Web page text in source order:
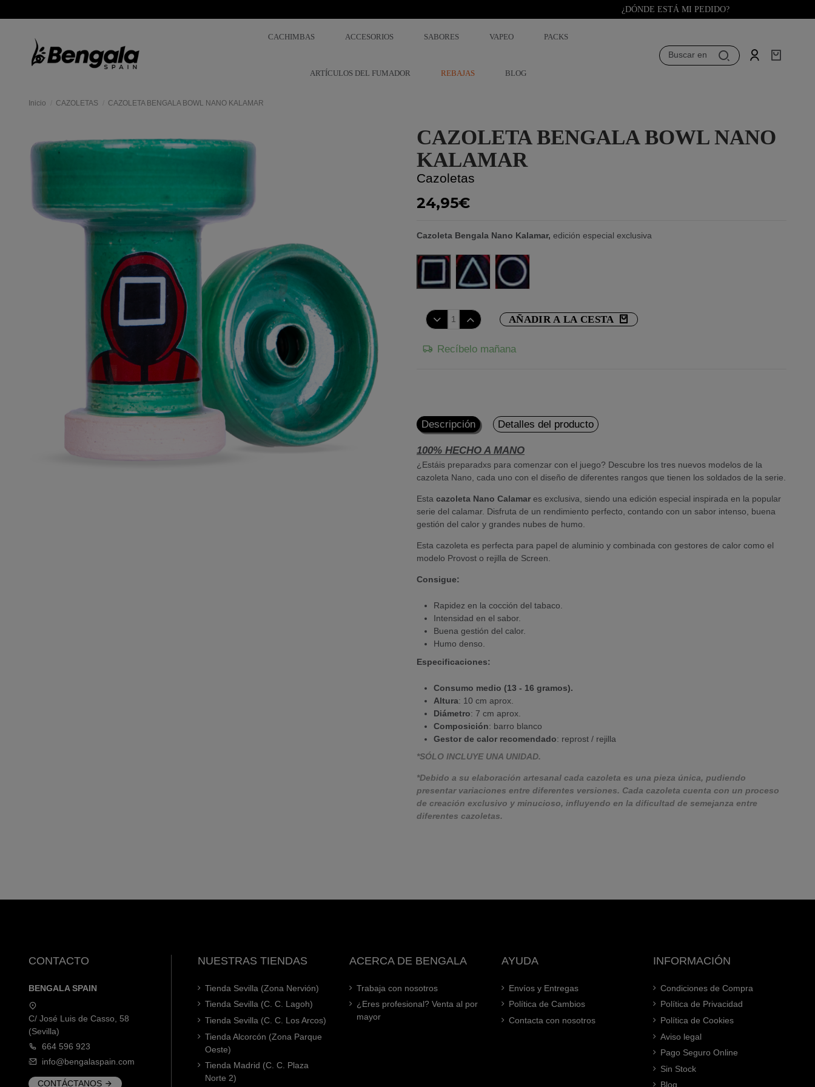
¿DÓNDE ESTÁ MI PEDIDO?
CACHIMBAS ACCESORIOS SABORES VAPEO PACKS
ARTÍCULOS DEL FUMADOR REBAJAS BLOG
Buscar en
Inicio CAZOLETAS CAZOLETA BENGALA BOWL NANO KALAMAR
CAZOLETA BENGALA BOWL NANO
KALAMAR
Cazoletas
24,95€
Cazoleta Bengala Nano Kalamar, edición especial exclusiva
CuadradoTriángulo Circulo
AÑADIR A LA CESTA
Recíbelo mañana
Descripción Detalles del producto
100% HECHO A MANO
¿Estáis preparadxs para comenzar con el juego? Descubre los tres nuevos modelos de la
cazoleta Nano, cada uno con el diseño de diferentes rangos que tienen los soldados de la serie.
Esta cazoleta Nano Calamar es exclusiva, siendo una edición especial inspirada en la popular
serie del calamar. Disfruta de un rendimiento perfecto, contando con un sabor intenso, buena
gestión del calor y grandes nubes de humo.
Esta cazoleta es perfecta para papel de aluminio y combinada con gestores de calor como el
modelo Provost o rejilla de Screen.
Consigue:
Rapidez en la cocción del tabaco.
Intensidad en el sabor.
Buena gestión del calor.
Humo denso.
Especificaciones:
Consumo medio (13 - 16 gramos).
Altura: 10 cm aprox.
Diámetro: 7 cm aprox.
Composición: barro blanco
Gestor de calor recomendado: reprost / rejilla
*SÓLO INCLUYE UNA UNIDAD.
*Debido a su elaboración artesanal cada cazoleta es una pieza única, pudiendo
presentar variaciones entre diferentes versiones. Cada cazoleta cuenta con un proceso
de creación exclusivo y minucioso, influyendo en la dificultad de semejanza entre
diferentes cazoletas.
CONTACTO
BENGALA SPAIN
C/ José Luis de Casso, 58
(Sevilla)
664 596 923
info@bengalaspain.com
CONTÁCTANOS
NUESTRAS TIENDAS
Tienda Sevilla (Zona Nervión)
Tienda Sevilla (C. C. Lagoh)
Tienda Sevilla (C. C. Los Arcos)
Tienda Alcorcón (Zona Parque
Oeste)
Tienda Madrid (C. C. Plaza
Norte 2)
ACERCA DE BENGALA
Trabaja con nosotros
¿Eres profesional? Venta al por
mayor
AYUDA
Envíos y Entregas
Política de Cambios
Contacta con nosotros
INFORMACIÓN
Condiciones de Compra
Política de Privacidad
Política de Cookies
Aviso legal
Pago Seguro Online
Sin Stock
Blog